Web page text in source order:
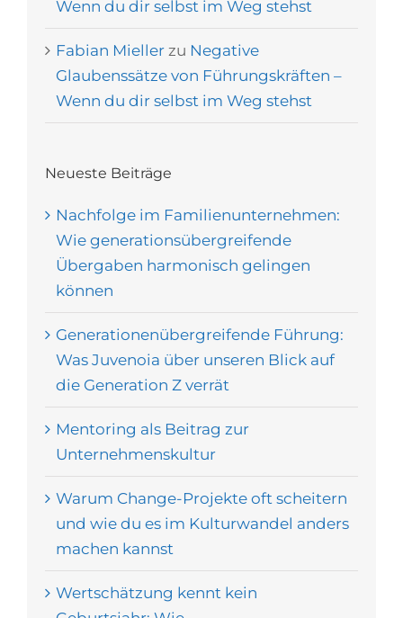
Wenn du dir selbst im Weg stehst
Fabian Mieller zu Negative
Glaubenssätze von Führungskräften –
Wenn du dir selbst im Weg stehst
Neueste Beiträge
Nachfolge im Familienunternehmen:
Wie generationsübergreifende
Übergaben harmonisch gelingen
können
Generationenübergreifende Führung:
Was Juvenoia über unseren Blick auf
die Generation Z verrät
Mentoring als Beitrag zur
Unternehmenskultur
Warum Change-Projekte oft scheitern
und wie du es im Kulturwandel anders
machen kannst
Wertschätzung kennt kein